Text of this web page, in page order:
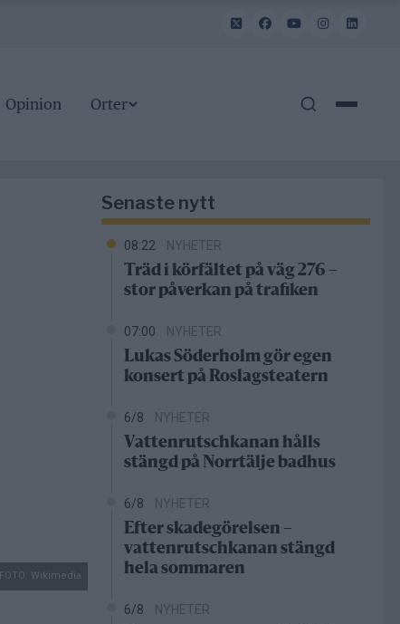
Opinion Orter
FOTO: Wikimedia
Senaste nytt
08:22 NYHETER
Träd i körfältet på väg 276 –
stor påverkan på trafiken
07:00 NYHETER
Lukas Söderholm gör egen
konsert på Roslagsteatern
6/8 NYHETER
Vattenrutschkanan hålls
stängd på Norrtälje badhus
6/8 NYHETER
Efter skadegörelsen –
vattenrutschkanan stängd
hela sommaren
6/8 NYHETER